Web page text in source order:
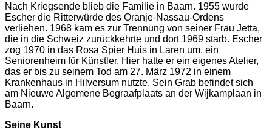
Nach Kriegsende blieb die Familie in Baarn. 1955 wurde
Escher die Ritterwürde des Oranje-Nassau-Ordens
verliehen. 1968 kam es zur Trennung von seiner Frau Jetta,
die in die Schweiz zurückkehrte und dort 1969 starb. Escher
zog 1970 in das Rosa Spier Huis in Laren um, ein
Seniorenheim für Künstler. Hier hatte er ein eigenes Atelier,
das er bis zu seinem Tod am 27. März 1972 in einem
Krankenhaus in Hilversum nutzte. Sein Grab befindet sich
am Nieuwe Algemene Begraafplaats an der Wijkamplaan in
Baarn.
Seine Kunst